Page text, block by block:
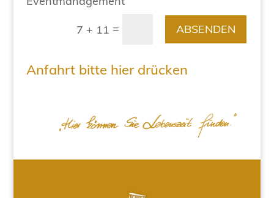
7 + 11 = ABSENDEN
Anfahrt bitte hier drücken